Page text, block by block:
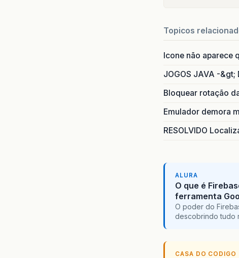
Topicos
Icone não aparece
JOGOS JAVA -&gt;
Bloquear rotação
Emulador demora
RESOLVIDO
ALURA
O que é
ferramenta
O poder do
descobrindo tudo
CASA DO CODIGO